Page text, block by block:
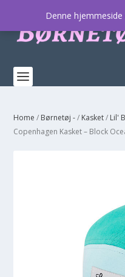
Home / Børnetøj -/ Kasket/ Lil'
Copenhagen Kasket – Block
Denne